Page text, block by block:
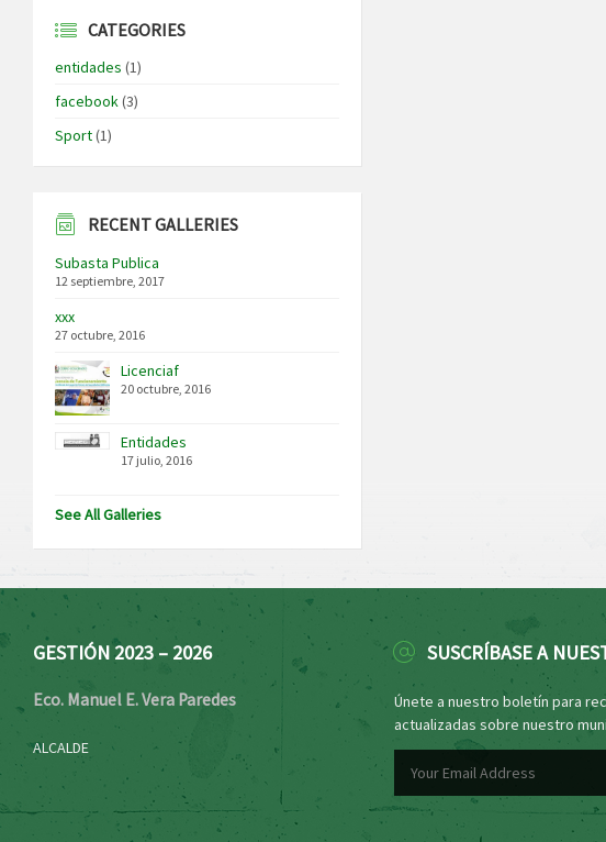
CATEGORIES
entidades (1)
facebook(3)
Sport(1)
RECENT GALLERIES
Subasta Publica
12 septiembre, 2017
xxx
27 octubre, 2016
Licenciaf
20 octubre, 2016
Entidades
17 julio, 2016
See All Galleries
GESTIÓN 2023 – 2026
Eco. Manuel E. Vera Paredes
ALCALDE
SUSCRÍBASE A
Únete a nuestro boletín para
actualizadas sobre nuestro